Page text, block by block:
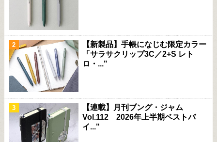
【新製品】手帳になじむ限定カラー
「サラサクリップ3C／2+S レト
ロ・..."
【連載】月刊ブング・ジャム
Vol.112 2026年上半期ベストバ
イ..."